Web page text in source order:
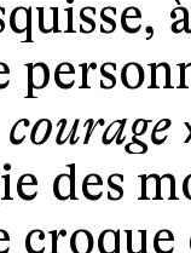
des
croque